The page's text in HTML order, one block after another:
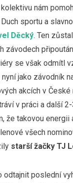
nám
sportu a
Děcký. Ten
závodech
se však odmítl
jako závodník
akcích v
v práci a další
že takovou energii
všech
starší žačky TJ
odtajnit poslední